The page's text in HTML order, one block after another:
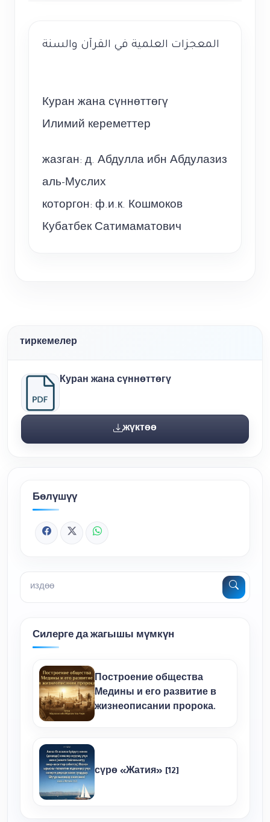
المعجزات العلمية في القرآن والسنة
Куран жана сүннөттөгү
Илимий кереметтер
жазган: д. Абдулла ибн Абдулазиз
аль-Муслих
которгон: ф.и.к. Кошмоков
Кубатбек Сатимаматович
тиркемелер
Куран жана сүннөттөгү
жүктөө
Бөлүшүү
Силерге да жагышы мүмкүн
Построение общества
Медины и его развитие в
жизнеописании пророка.
сүрө «Жатия» [12]